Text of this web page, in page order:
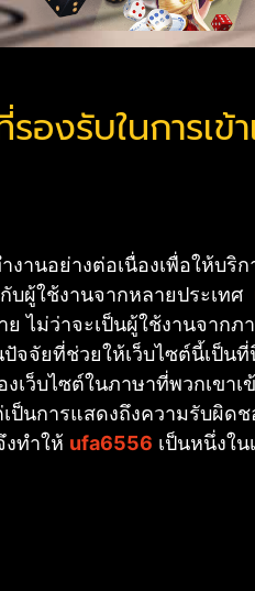
องรับในการเข้
านอย่างต่อเนื่องเพื่อให้บ
ผู้ใช้งานจากหลายประเทศ
ไม่ว่าจะเป็นผู้ใช้งานจาก
ปัจจัยที่ช่วยให้เว็บไซต์นี้เป็
ว็บไซต์ในภาษาที่พวกเขา
ป็นการแสดงถึงความรับผิด
ทำให้ ufa6556 เป็นหนึ่งใ